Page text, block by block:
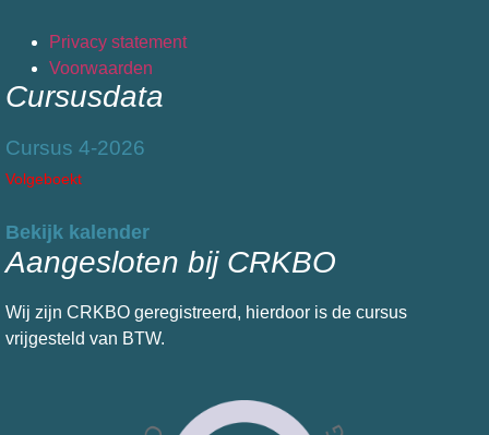
Privacy statement
Voorwaarden
Cursusdata
Cursus 4-2026
Volgeboekt
Bekijk kalender
Aangesloten bij CRKBO
Wij zijn CRKBO geregistreerd, hierdoor is de cursus
vrijgesteld van BTW.